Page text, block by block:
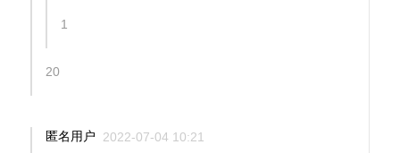
1
20
匿名用户 2022-07-04 10:21